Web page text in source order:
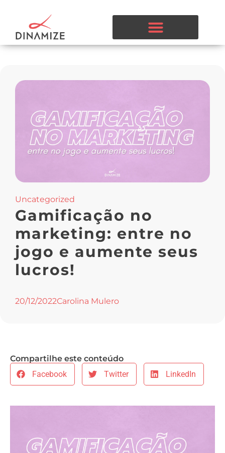
Uncategorized
Gamificação no
marketing: entre no
jogo e aumente seus
lucros!
20/12/2022Carolina Mulero
Compartilhe este conteúdo
Facebook
Twitter LinkedIn